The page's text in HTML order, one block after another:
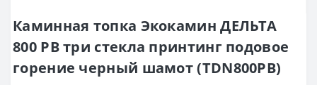
Каминная топка Экокамин ДЕЛЬТА
800 PB три стекла принтинг подовое
горение черный шамот (TDN800PB)